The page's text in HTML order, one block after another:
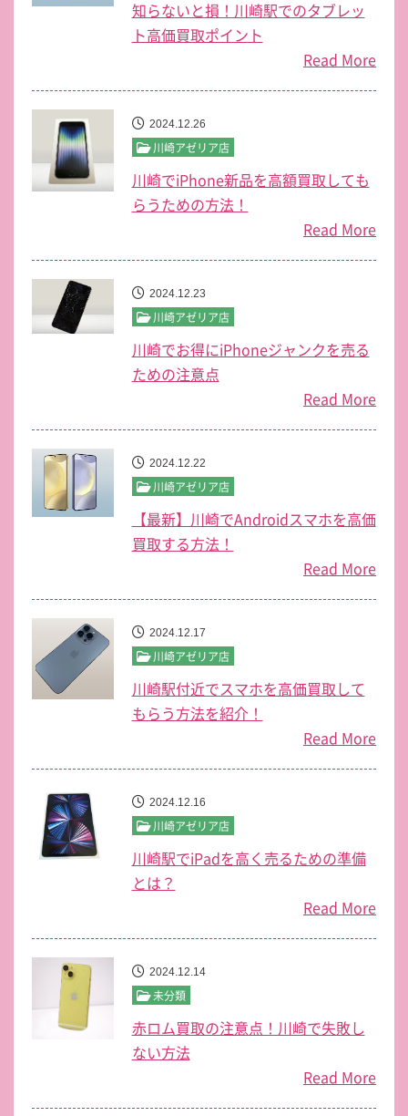
知らないと損！川崎駅でのタブレッ
ト高価買取ポイント
Read More
2024.12.26
川崎アゼリア店
川崎でiPhone新品を高額買取しても
らうための方法！
Read More
2024.12.23
川崎アゼリア店
川崎でお得にiPhoneジャンクを売る
ための注意点
Read More
2024.12.22
川崎アゼリア店
【最新】川崎でAndroidスマホを高価
買取する方法！
Read More
2024.12.17
川崎アゼリア店
川崎駅付近でスマホを高価買取して
もらう方法を紹介！
Read More
2024.12.16
川崎アゼリア店
川崎駅でiPadを高く売るための準備
とは？
Read More
2024.12.14
未分類
赤ロム買取の注意点！川崎で失敗し
ない方法
Read More